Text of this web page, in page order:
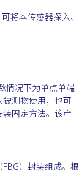
将本传感器探入、
情况下为单点单端
测物使用，也可
固定方法。该产
FBG）封装组成。根